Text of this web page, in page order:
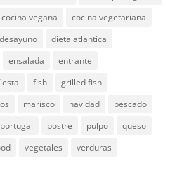
cocina vegana
cocina vegetariana
desayuno
dieta atlantica
ensalada
entrante
fish
grilled fish
marisco navidad
pescado
portugal postre pulpo
queso
vegetales verduras